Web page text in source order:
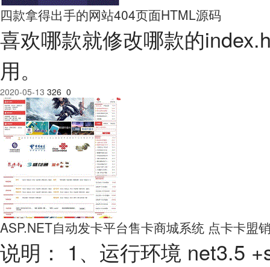
四款拿得出手的网站404页面HTML源码
喜欢哪款就修改哪款的
用。
2020-05-13 326 0
ASP.NET自动发卡平台售卡商城系统 点卡卡盟
说明： 1、运行环境 net3.5